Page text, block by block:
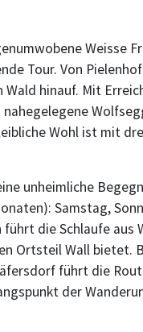
Weisse
Tour. Von
hinauf. Mit
Wohl ist mit
unheimliche
Samstag,
führt die Schlaufe
Ortsteil Wall bietet.
führt die
der